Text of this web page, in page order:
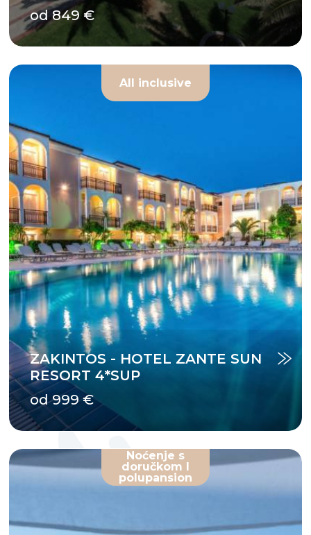
od 849 €
All inclusive
ZAKINTOS - HOTEL ZANTE SUN
RESORT 4*SUP
od 999 €
Noćenje s
doručkom I
polupansion